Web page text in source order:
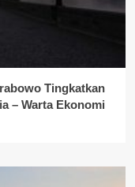
Tingkatkan
– Warta Ekonomi